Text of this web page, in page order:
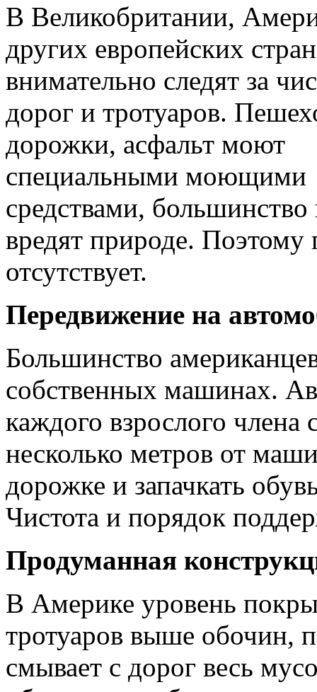
В Великобритании,
других европейских
внимательно следят за
дорог и тротуаров.
дорожки, асфальт моют
специальными моющими
средствами,
вредят природе. Поэтому
отсутствует.
Передвижение на
Большинство
собственных машинах.
каждого взрослого
несколько метров от
дорожке и запачкать
Чистота и порядок
Продуманная
В Америке уровень
тротуаров выше обочин,
смывает с дорог весь